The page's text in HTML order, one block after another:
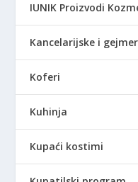
IUNIK Proizvodi
Kancelarijske i
Koferi
Kuhinja
Kupaći kostimi